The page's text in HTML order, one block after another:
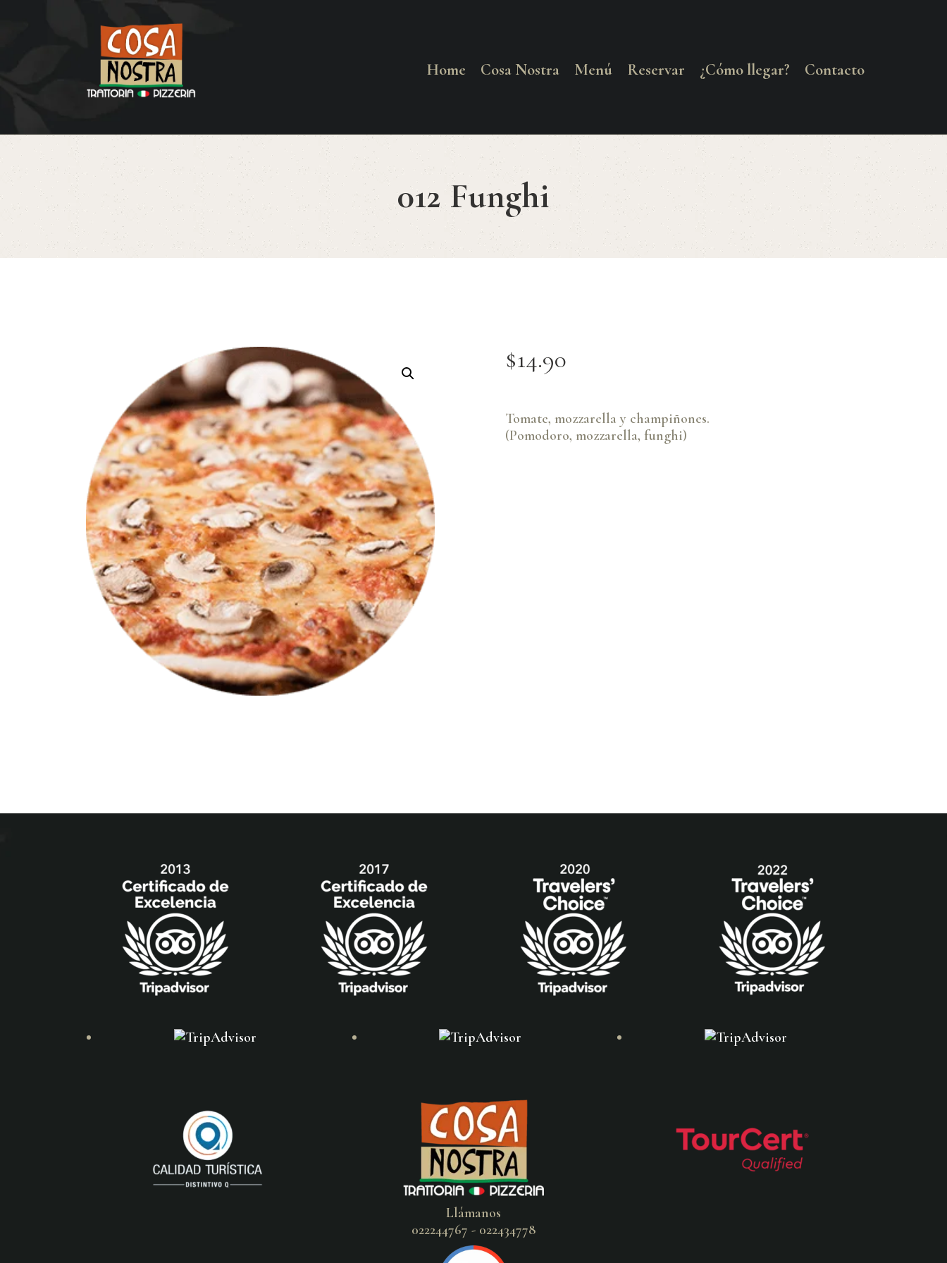
Home Cosa Nostra Menú Reservar ¿Cómo llegar? Contacto
012 Funghi
COSA NOSTRA
RESERVAR
¿CÓMO LLEGAR?
CONTACTO
$14.90
Tomate, mozzarella y champiñones.
(Pomodoro, mozzarella, funghi)
Llámanos
022244767 - 022434778